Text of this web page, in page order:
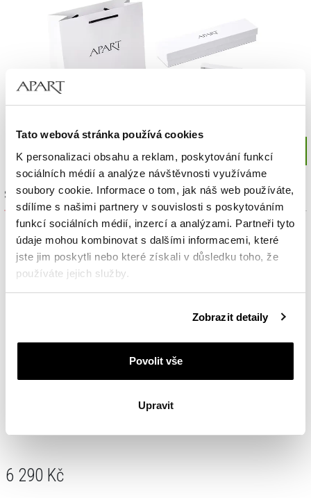
Tato webová stránka používá cookies
K personalizaci obsahu a reklam, poskytování funkcí
sociálních médií a analýze návštěvnosti využíváme
soubory cookie. Informace o tom, jak náš web používáte,
sdílíme s našimi partnery v souvislosti s poskytováním
funkcí sociálních médií, inzercí a analýzami. Partneři tyto
údaje mohou kombinovat s dalšími informacemi, které
jste jim poskytli nebo které získali v důsledku toho, že
používáte jejich služby.
Zásadách ochrany osobních údajů
Zobrazit detaily
Povolit vše
Upravit
Sada výrobků
6 290 Kč